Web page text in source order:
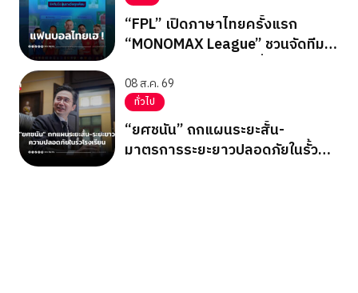
“FPL” เปิดภาษาไทยครั้งแรก
“MONOMAX League” ชวนจัดทีม
08 ส.ค. 69
ทั่วไป
“ยศชนัน” ถกแผนระยะสั้น-
มาตรการระยะยาวปลอดภัยในรั้ว